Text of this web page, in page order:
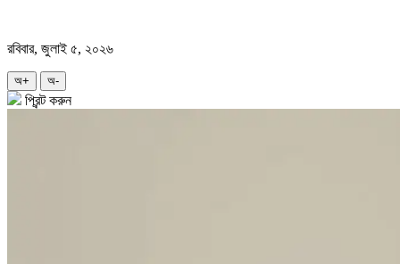
রবিবার, জুলাই ৫, ২০২৬
অ+ অ-
প্রিন্ট করুন